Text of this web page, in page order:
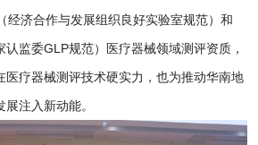
经济合作与发展组织良好实验室规范）和
认监委GLP规范）医疗器械领域测评资质，
医疗器械测评技术硬实力，也为推动华南地
注入新动能。